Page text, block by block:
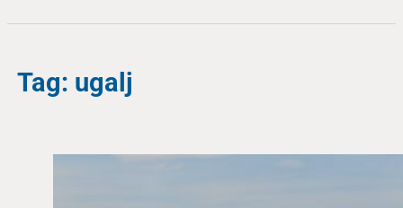
Tag: ugalj